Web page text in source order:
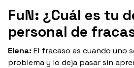
FuN: ¿Cuál es tu
personal de
Elena: El fracaso es cuando uno
problema y lo deja pasar sin